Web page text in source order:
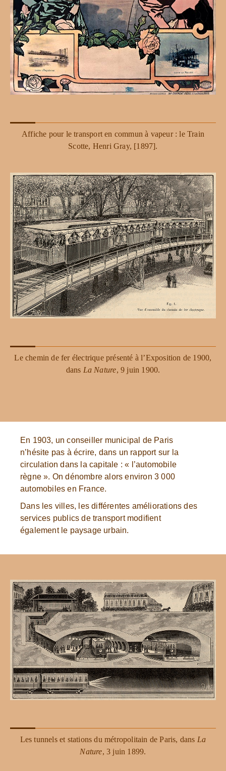
Affiche pour le transport en commun à vapeur : le Train
Scotte, Henri Gray, [1897].
Le chemin de fer électrique présenté à l’Exposition de 1900,
dans La Nature, 9 juin 1900.
En 1903, un conseiller municipal de Paris
n’hésite pas à écrire, dans un rapport sur la
circulation dans la capitale : « l’automobile
règne ». On dénombre alors environ 3 000
automobiles en France.
Dans les villes, les différentes améliorations des
services publics de transport modifient
également le paysage urbain.
Les tunnels et stations du métropolitain de Paris, dans La
Nature, 3 juin 1899.